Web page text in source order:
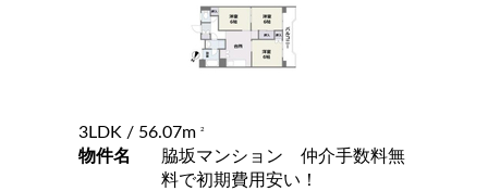
3LDK / 56.07m 2
物件名
脇坂マンション 仲介手数料無
料で初期費用安い！